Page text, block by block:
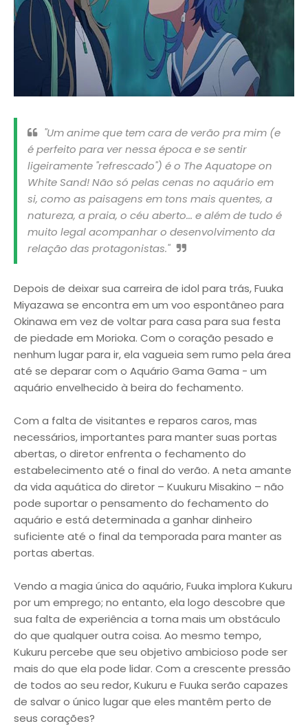
"Um anime que tem cara de verão pra mim (e
é perfeito para ver nessa época e se sentir
ligeiramente "refrescado") é o The Aquatope on
White Sand! Não só pelas cenas no aquário em
si, como as paisagens em tons mais quentes, a
natureza, a praia, o céu aberto... e além de tudo é
muito legal acompanhar o desenvolvimento da
relação das protagonistas."
Depois de deixar sua carreira de idol para trás, Fuuka
Miyazawa se encontra em um voo espontâneo para
Okinawa em vez de voltar para casa para sua festa
de piedade em Morioka. Com o coração pesado e
nenhum lugar para ir, ela vagueia sem rumo pela área
até se deparar com o Aquário Gama Gama - um
aquário envelhecido à beira do fechamento.
Com a falta de visitantes e reparos caros, mas
necessários, importantes para manter suas portas
abertas, o diretor enfrenta o fechamento do
estabelecimento até o final do verão. A neta amante
da vida aquática do diretor – Kuukuru Misakino – não
pode suportar o pensamento do fechamento do
aquário e está determinada a ganhar dinheiro
suficiente até o final da temporada para manter as
portas abertas.
Vendo a magia única do aquário, Fuuka implora Kukuru
por um emprego; no entanto, ela logo descobre que
sua falta de experiência a torna mais um obstáculo
do que qualquer outra coisa. Ao mesmo tempo,
Kukuru percebe que seu objetivo ambicioso pode ser
mais do que ela pode lidar. Com a crescente pressão
de todos ao seu redor, Kukuru e Fuuka serão capazes
de salvar o único lugar que eles mantêm perto de
seus corações?